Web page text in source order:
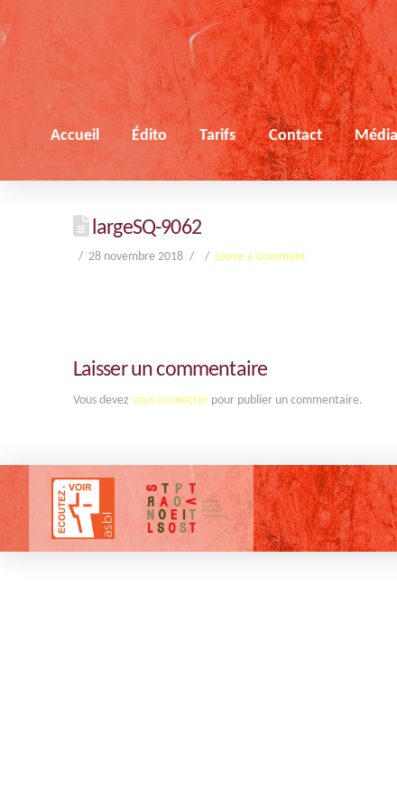
Accueil Édito Tarifs Contact
largeSQ-9062
28 novembre 2018 Leave a Comment
Laisser un commentaire
Vous devez vous connecterpour publier un commentaire.